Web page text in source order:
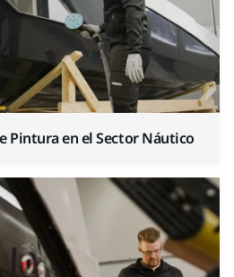
Pintura en el Sector Náutico